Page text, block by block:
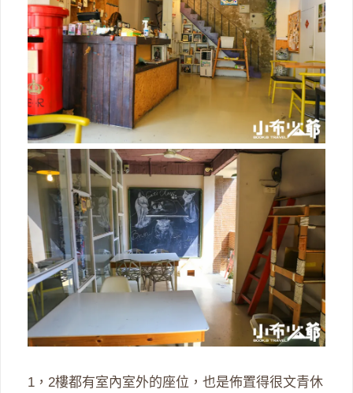
1，2樓都有室內室外的座位，也是佈置得很文青休